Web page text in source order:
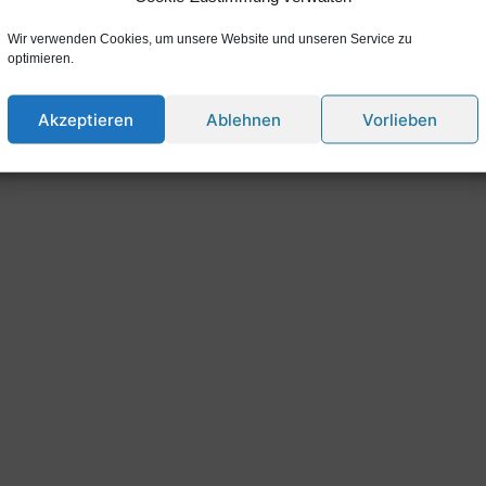
Wir verwenden Cookies, um unsere Website und unseren Service zu
optimieren.
Akzeptieren Ablehnen Vorlieben